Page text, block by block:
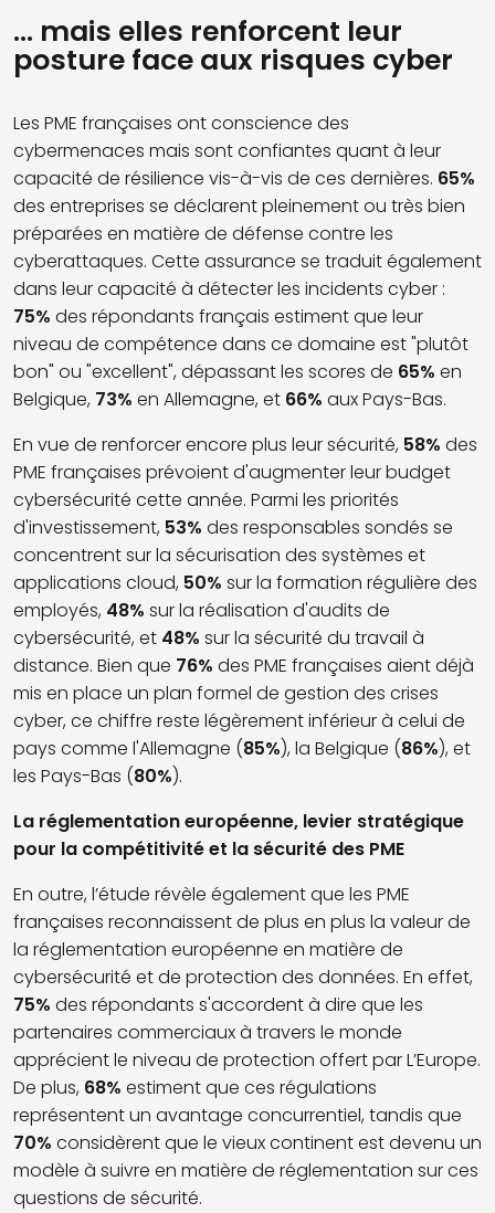
… mais elles renforcent leur
posture face aux risques cyber
Les PME françaises ont conscience des
cybermenaces mais sont confiantes quant à leur
capacité de résilience vis-à-vis de ces dernières. 65%
des entreprises se déclarent pleinement ou très bien
préparées en matière de défense contre les
cyberattaques. Cette assurance se traduit également
dans leur capacité à détecter les incidents cyber :
75% des répondants français estiment que leur
niveau de compétence dans ce domaine est "plutôt
bon" ou "excellent", dépassant les scores de 65% en
Belgique, 73% en Allemagne, et 66% aux Pays-Bas.
En vue de renforcer encore plus leur sécurité, 58% des
PME françaises prévoient d'augmenter leur budget
cybersécurité cette année. Parmi les priorités
d'investissement, 53% des responsables sondés se
concentrent sur la sécurisation des systèmes et
applications cloud, 50% sur la formation régulière des
employés, 48% sur la réalisation d'audits de
cybersécurité, et 48% sur la sécurité du travail à
distance. Bien que 76% des PME françaises aient déjà
mis en place un plan formel de gestion des crises
cyber, ce chiffre reste légèrement inférieur à celui de
pays comme l'Allemagne (85%), la Belgique (86%), et
les Pays-Bas (80%).
La réglementation européenne, levier stratégique
pour la compétitivité et la sécurité des PME
En outre, l’étude révèle également que les PME
françaises reconnaissent de plus en plus la valeur de
la réglementation européenne en matière de
cybersécurité et de protection des données. En effet,
75% des répondants s'accordent à dire que les
partenaires commerciaux à travers le monde
apprécient le niveau de protection offert par L’Europe.
De plus, 68% estiment que ces régulations
représentent un avantage concurrentiel, tandis que
70% considèrent que le vieux continent est devenu un
modèle à suivre en matière de réglementation sur ces
questions de sécurité.